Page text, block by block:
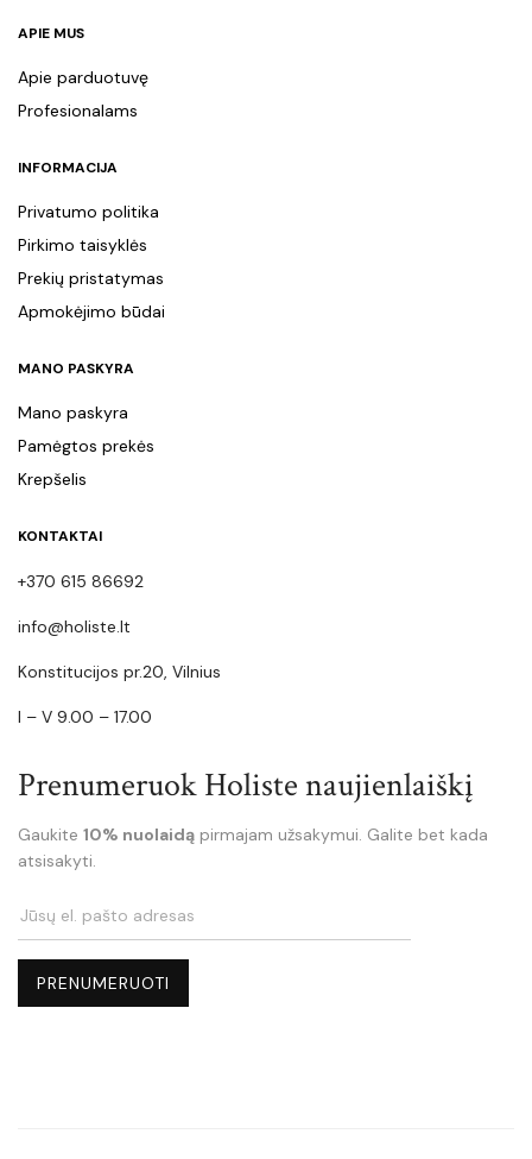
APIE MUS
Apie parduotuvę
Profesionalams
INFORMACIJA
Privatumo politika
Pirkimo taisyklės
Prekių pristatymas
Apmokėjimo būdai
MANO PASKYRA
Mano paskyra
Pamėgtos prekės
Krepšelis
KONTAKTAI
+370 615 86692
info@holiste.lt
Konstitucijos pr.20, Vilnius
I – V 9.00 – 17.00
Prenumeruok Holiste naujienlaiškį
Gaukite 10% nuolaidą pirmajam užsakymui. Galite bet kada
atsisakyti.